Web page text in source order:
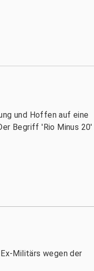
und Hoffen auf eine
Begriff 'Rio Minus 20'
Militärs wegen der